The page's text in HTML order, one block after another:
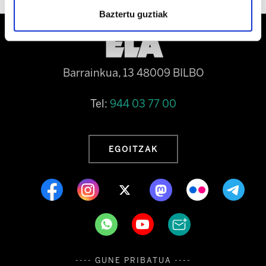
Baztertu guztiak
Barrainkua, 13 48009 BILBO
Tel: 944 03 77 00
EGOITZAK
---- GUNE PRIBATUA ----